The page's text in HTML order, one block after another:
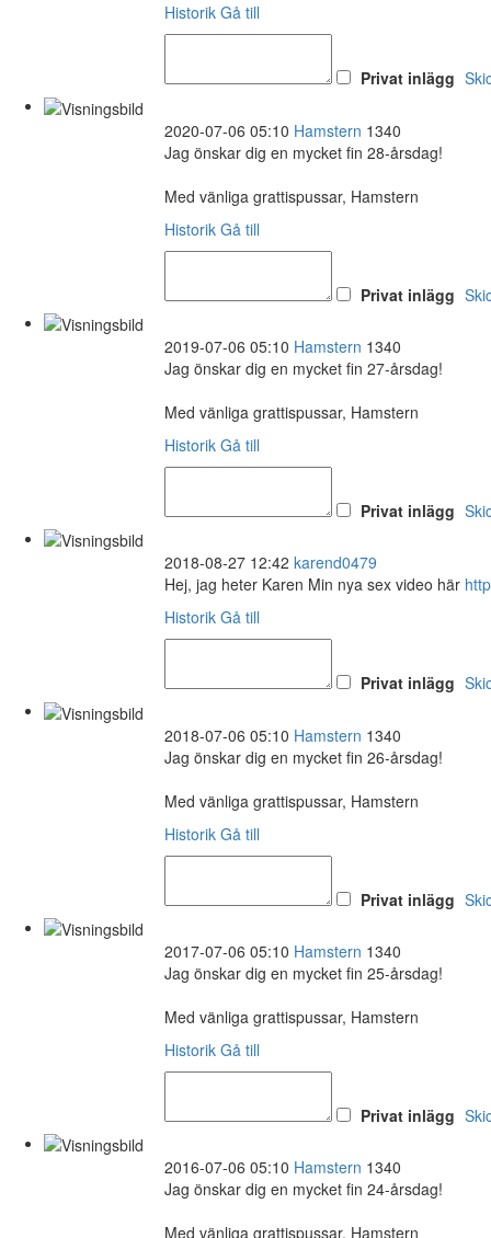
Historik Gå till
Privat inlägg
2020-07-06 05:10 Hamstern 1340
Jag önskar dig en mycket fin 28-årsdag!
Med vänliga grattispussar, Hamstern
Historik Gå till
Privat inlägg
2019-07-06 05:10 Hamstern 1340
Jag önskar dig en mycket fin 27-årsdag!
Med vänliga grattispussar, Hamstern
Historik Gå till
Privat inlägg
2018-08-27 12:42 karend0479
Hej, jag heter Karen Min nya sex video här
Historik Gå till
Privat inlägg
2018-07-06 05:10 Hamstern 1340
Jag önskar dig en mycket fin 26-årsdag!
Med vänliga grattispussar, Hamstern
Historik Gå till
Privat inlägg
2017-07-06 05:10 Hamstern 1340
Jag önskar dig en mycket fin 25-årsdag!
Med vänliga grattispussar, Hamstern
Historik Gå till
Privat inlägg
2016-07-06 05:10 Hamstern 1340
Jag önskar dig en mycket fin 24-årsdag!
Med vänliga grattispussar, Hamstern